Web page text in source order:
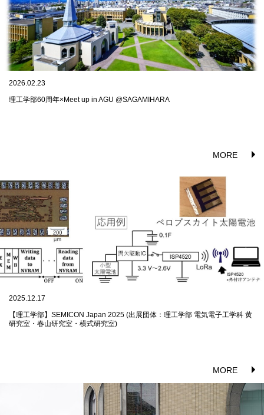
2026.02.23
理工学部60周年×Meet up in AGU @SAGAMIHARA
MORE
2025.12.17
【理工学部】SEMICON Japan 2025 (出展団体：理工学部 電気電子工学科 黄
研究室・春山研究室・横式研究室)
MORE